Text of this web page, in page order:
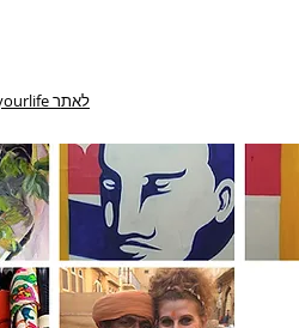
לאתר colouryourlife